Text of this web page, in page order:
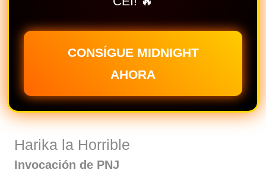
CONSÍGUE MIDNIGHT
AHORA
Harika la Horrible
Invocación de PNJ